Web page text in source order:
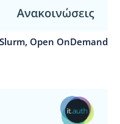
Open OnDemand